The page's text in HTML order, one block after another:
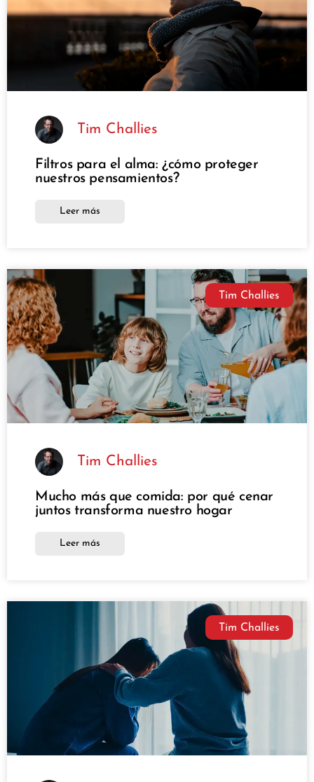
Tim Challies
Filtros para el alma: ¿cómo proteger
nuestros pensamientos?
Leer más
Tim Challies
Tim Challies
Mucho más que comida: por qué cenar
juntos transforma nuestro hogar
Leer más
Tim Challies